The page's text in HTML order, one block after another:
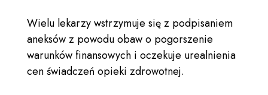
Wielu lekarzy wstrzymuje się z podpisaniem
aneksów z powodu obaw o pogorszenie
warunków finansowych i oczekuje urealnienia
cen świadczeń opieki zdrowotnej.